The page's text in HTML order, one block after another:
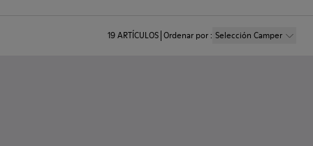
19ARTÍCULOS Ordenar por: Selección Camper